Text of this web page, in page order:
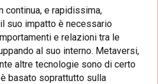
continua, e rapidissima,
suo impatto è necessario
e relazioni tra le
al suo interno. Metaversi,
altre tecnologie sono di certo
basato soprattutto sulla